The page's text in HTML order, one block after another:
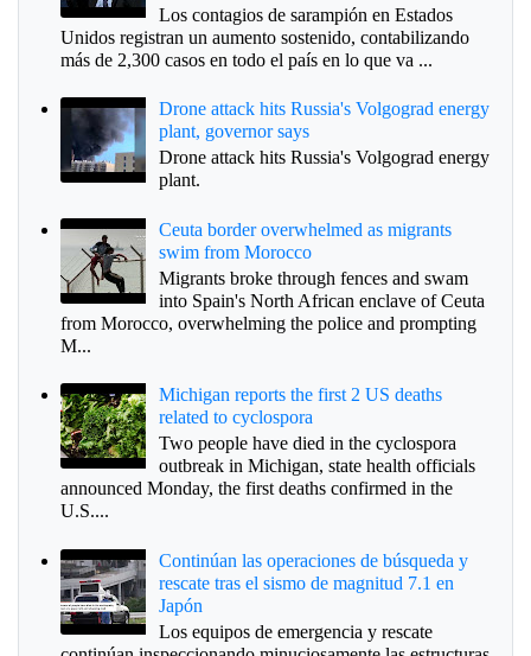
Los contagios de sarampión en Estados
Unidos registran un aumento sostenido, contabilizando
más de 2,300 casos en todo el país en lo que va ...
Drone attack hits Russia's Volgograd energy
plant, governor says
Drone attack hits Russia's Volgograd energy
plant.
Ceuta border overwhelmed as migrants
swim from Morocco
Migrants broke through fences and swam
into Spain's North African enclave of Ceuta
from Morocco, overwhelming the police and prompting
M...
Michigan reports the first 2 US deaths
related to cyclospora
Two people have died in the cyclospora
outbreak in Michigan, state health officials
announced Monday, the first deaths confirmed in the
U.S....
Continúan las operaciones de búsqueda y
rescate tras el sismo de magnitud 7.1 en
Japón
Los equipos de emergencia y rescate